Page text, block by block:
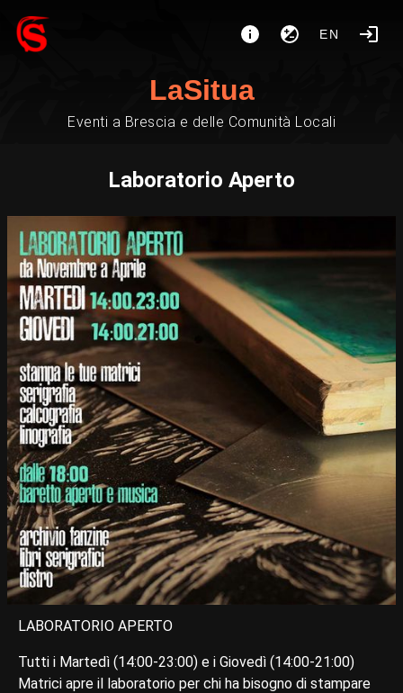
EN
LaSitua
Eventi a Brescia e delle Comunità Locali
Laboratorio Aperto
LABORATORIO APERTO
Tutti i Martedì (14:00-23:00) e i Giovedì (14:00-21:00)
Matrici apre il laboratorio per chi ha bisogno di stampare